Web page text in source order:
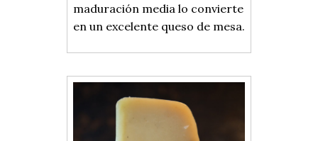
maduración media lo convierte
en un excelente queso de mesa.